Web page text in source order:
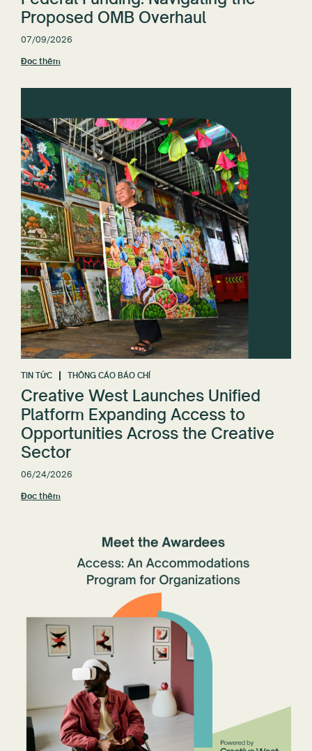
Proposed OMB Overhaul
07/09/2026
Đọc thêm
TIN TỨC THÔNG CÁO BÁO CHÍ
Creative West Launches Unified
Platform Expanding Access to
Opportunities Across the Creative
Sector
06/24/2026
Đọc thêm